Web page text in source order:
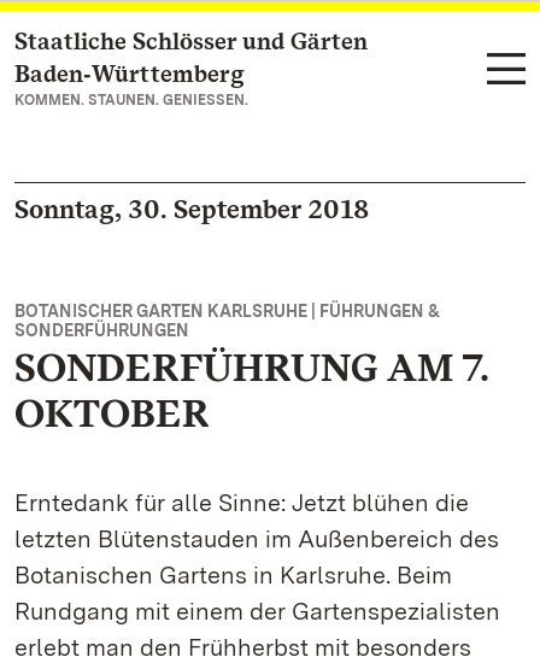
Zum Hauptinhalt springen
Staatliche Schlösser und Gärten
Baden‑Württemberg
KOMMEN. STAUNEN. GENIESSEN.
Sonntag, 30. September 2018
BOTANISCHER GARTEN KARLSRUHE | FÜHRUNGEN &
SONDERFÜHRUNGEN
SONDERFÜHRUNG AM 7.
OKTOBER
Erntedank für alle Sinne: Jetzt blühen die
letzten Blütenstauden im Außenbereich des
Botanischen Gartens in Karlsruhe. Beim
Rundgang mit einem der Gartenspezialisten
erlebt man den Frühherbst mit besonders